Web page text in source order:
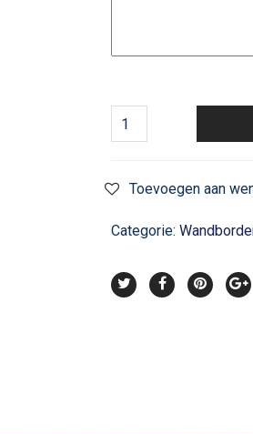
Toevoegen aan
Categorie: